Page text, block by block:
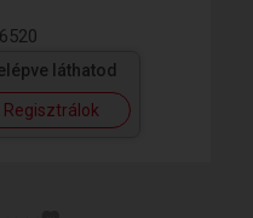
láthatod
Regisztrálok